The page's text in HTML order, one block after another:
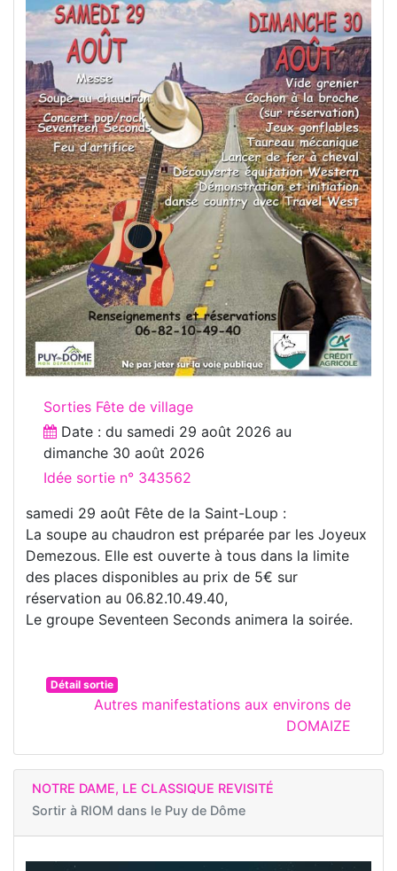
Sorties Fête de village
Date : du samedi 29 août 2026 au
dimanche 30 août 2026
Idée sortie n° 343562
samedi 29 août Fête de la Saint-Loup :
La soupe au chaudron est préparée par les Joyeux
Demezous. Elle est ouverte à tous dans la limite
des places disponibles au prix de 5€ sur
réservation au 06.82.10.49.40,
Le groupe Seventeen Seconds animera la soirée.
Détail sortie
Autres manifestations aux environs de
DOMAIZE
NOTRE DAME, LE CLASSIQUE REVISITÉ
Sortir à RIOM dans le Puy de Dôme